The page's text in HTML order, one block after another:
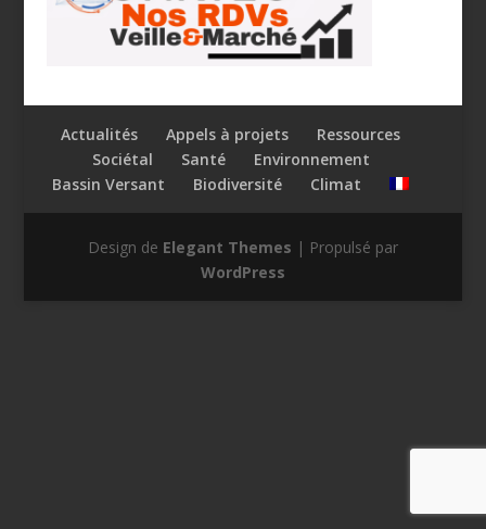
Actualités Appels à projets
Ressources
Sociétal
Santé
Environnement
Bassin Versant
Biodiversité Climat
Design de Elegant Themes | Propulsé par
WordPress